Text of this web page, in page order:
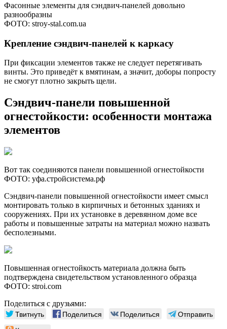
Фасонные элементы для сэндвич-панелей довольно
разнообразны
ФОТО: stroy-stal.com.ua
Крепление сэндвич-панелей к каркасу
При фиксации элементов также не следует перетягивать
винты. Это приведёт к вмятинам, а значит, доборы попросту
не смогут плотно закрыть щели.
Сэндвич-панели повышенной
огнестойкости: особенности монтажа
элементов
Вот так соединяются панели повышенной огнестойкости
ФОТО: уфа.стройсистема.рф
Сэндвич-панели повышенной огнестойкости имеет смысл
монтировать только в кирпичных и бетонных зданиях и
сооружениях. При их установке в деревянном доме все
работы и повышенные затраты на материал можно назвать
бесполезными.
Повышенная огнестойкость материала должна быть
подтверждена свидетельством установленного образца
ФОТО: stroi.com
Поделиться с друзьями:
Твитнуть Поделиться Поделиться
Отправить